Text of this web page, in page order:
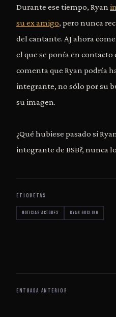
Durante ese tiempo, Ryan
su ex amigo, pero nunca
del cantante. AJ ahora
el que se ponía en contacto
comenta que Ryan podría
integrante, no sólo por su
su imagen.
¿Qué hubiese pasado si
integrante de BSB?, nunca
ETIQUETAS
noticias actores Ryan Gosling
ENTRADA ANTERIOR